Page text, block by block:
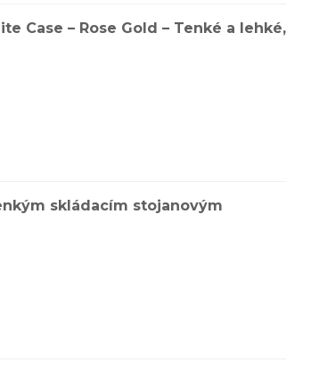
Case – Rose Gold – Tenké a lehké,
skládacím stojanovým